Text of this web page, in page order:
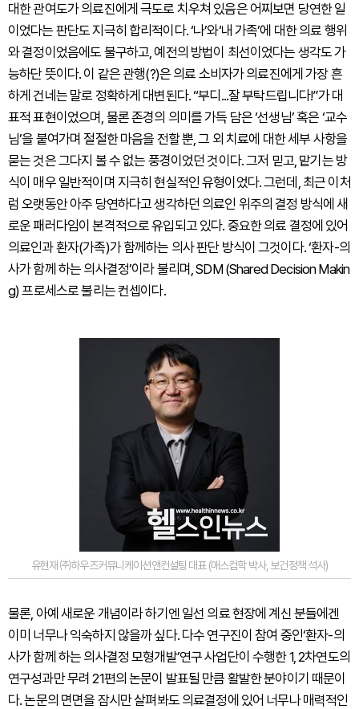
대한 관여도가 의료진에게 극도로 치우쳐 있음은 어찌보면 당연한 일
이었다는 판단도 지극히 합리적이다. ‘나’와‘내 가족’에 대한 의료 행위
와 결정이었음에도 불구하고, 예전의 방법이 최선이었다는 생각도 가
능하단 뜻이다. 이 같은 관행(?)은 의료 소비자가 의료진에게 가장 흔
하게 건네는 말로 정확하게 대변된다. “부디...잘 부탁드립니다!”가 대
표적 표현이었으며, 물론 존경의 의미를 가득 담은 ‘선생님’ 혹은 ‘교수
님’을 붙여가며 절절한 마음을 전할 뿐, 그 외 치료에 대한 세부 사항을
묻는 것은 그다지 볼 수 없는 풍경이었던 것이다. 그저 믿고, 맡기는 방
식이 매우 일반적이며 지극히 현실적인 유형이었다. 그런데, 최근 이처
럼 오랫동안 아주 당연하다고 생각하던 의료인 위주의 결정 방식에 새
로운 패러다임이 본격적으로 유입되고 있다. 중요한 의료 결정에 있어
의료인과 환자(가족)가 함께하는 의사 판단 방식이 그것이다. ‘환자-의
사가 함께 하는 의사결정’이라 불리며, SDM (Shared Decision Makin
g) 프로세스로 불리는 컨셉이다.
유현재 ㈜하우즈커뮤니케이션앤컨설팅 대표 (매스컴학 박사, 보건정책 석사)
물론, 아예 새로운 개념이라 하기엔 일선 의료 현장에 계신 분들에겐
이미 너무나 익숙하지 않을까 싶다. 다수 연구진이 참여 중인‘환자-의
사가 함께 하는 의사결정 모형개발’연구 사업단이 수행한 1, 2차연도의
연구성과만 무려 21편의 논문이 발표될 만큼 활발한 분야이기 때문이
다. 논문의 면면을 잠시만 살펴봐도 의료결정에 있어 너무나 매력적인